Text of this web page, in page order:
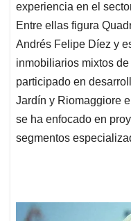
experiencia en el
Entre ellas figura
Andrés Felipe Díez y
inmobiliarios mixtos
participado en
Jardín y Riomaggiore
se ha enfocado en
segmentos